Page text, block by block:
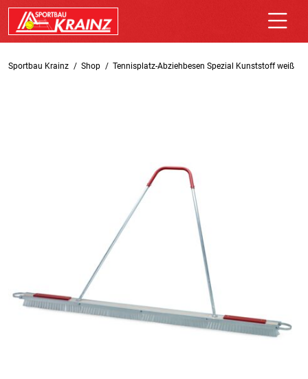
Sportbau Krainz Shop Tennisplatz-Abziehbesen Spezial Kunststoff weiß